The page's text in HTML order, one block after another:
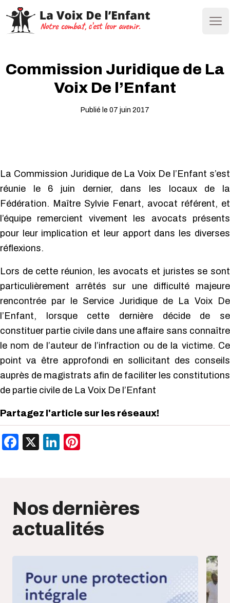
Commission Juridique de La
Voix De l’Enfant
Publié le 07 juin 2017
La Commission Juridique de La Voix De l’Enfant s’est
réunie le 6 juin dernier, dans les locaux de la
Fédération. Maître Sylvie Fenart, avocat référent, et
l’équipe remercient vivement les avocats présents
pour leur implication et leur apport dans les diverses
réflexions.
Lors de cette réunion, les avocats et juristes se sont
particulièrement arrêtés sur une difficulté majeure
rencontrée par le Service Juridique de La Voix De
l’Enfant, lorsque cette dernière décide de se
constituer partie civile dans une affaire sans connaître
le nom de l’auteur de l’infraction ou de la victime. Ce
point va être approfondi en sollicitant des conseils
auprès de magistrats afin de faciliter les constitutions
de partie civile de La Voix De l’Enfant
Partagez l'article sur les réseaux!
Facebook
X LinkedIn
Nos dernières
actualités